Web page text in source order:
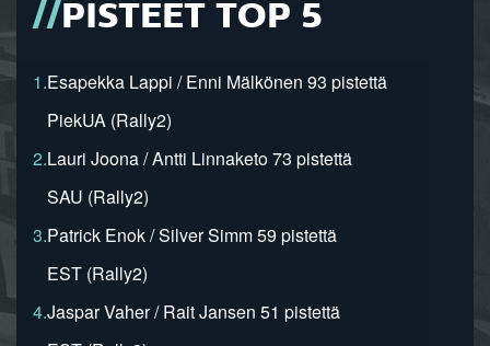
PISTEET TOP 5
1.Esapekka Lappi / Enni Mälkönen 93 pistettä
PiekUA (Rally2)
2.Lauri Joona / Antti Linnaketo 73 pistettä
SAU (Rally2)
3.Patrick Enok / Silver Simm 59 pistettä
EST (Rally2)
4.Jaspar Vaher / Rait Jansen 51 pistettä